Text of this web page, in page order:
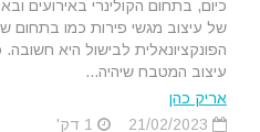
כיום, בתחום הקולינרי באירועים
של עיצוב מגשי פירות כמו בתחום
הפונקציונאלית לבישול היא
עיצוב המטבח שיהיה...
אריק כהן